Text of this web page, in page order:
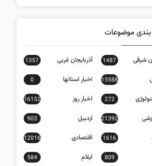
موضوعات
شرقی 1487 آذربایجان غربی 1357
15588 اخبار استانها 0
272 اخبار روز 16152
21392 اردبیل 903
1616 اقتصادی 12016
809 ایلام 584